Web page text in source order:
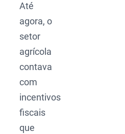
Até
agora, o
setor
agrícola
contava
com
incentivos
fiscais
que